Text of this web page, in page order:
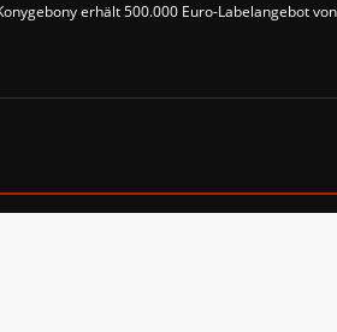
erhält 500.000 Euro-Labelangebot von